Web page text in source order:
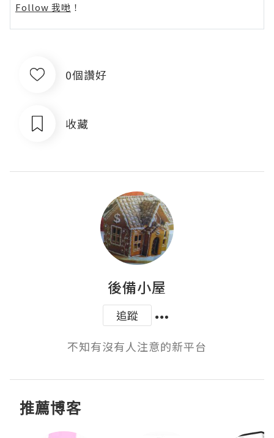
Follow 我哋 ！
0個讚好
收藏
後備小屋
追蹤
不知有沒有人注意的新平台
推薦博客